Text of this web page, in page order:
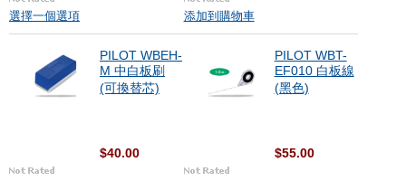
選擇一個選項 添加到購物車
PILOT WBEH-
M 中白板刷
(可換替芯)
$40.00
PILOT WBT-
EF010 白板線
(黑色)
$55.00